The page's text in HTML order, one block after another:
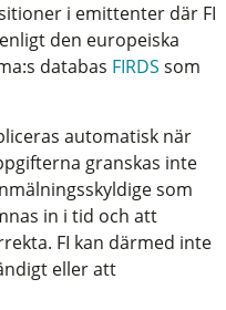
i emittenter där FI
den europeiska
databas FIRDS som
automatisk när
granskas inte
som
in i tid och att
FI kan därmed inte
eller att